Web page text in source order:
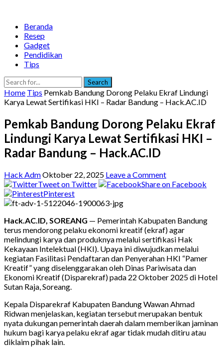
Beranda
Resep
Gadget
Pendidikan
Tips
Search
Home Tips Pemkab Bandung Dorong Pelaku Ekraf Lindungi
Karya Lewat Sertifikasi HKI – Radar Bandung – Hack.AC.ID
Pemkab Bandung Dorong Pelaku Ekraf
Lindungi Karya Lewat Sertifikasi HKI –
Radar Bandung – Hack.AC.ID
Hack AdmOktober 22, 2025 Leave a Comment
Tweet on Twitter
Share on Facebook
Pinterest
Hack.AC.ID, SOREANG — Pemerintah Kabupaten Bandung
terus mendorong pelaku ekonomi kreatif (ekraf) agar
melindungi karya dan produknya melalui sertifikasi Hak
Kekayaan Intelektual (HKI). Upaya ini diwujudkan melalui
kegiatan Fasilitasi Pendaftaran dan Penyerahan HKI “Pamer
Kreatif” yang diselenggarakan oleh Dinas Pariwisata dan
Ekonomi Kreatif (Disparekraf) pada 22 Oktober 2025 di Hotel
Sutan Raja, Soreang.
Kepala Disparekraf Kabupaten Bandung Wawan Ahmad
Ridwan menjelaskan, kegiatan tersebut merupakan bentuk
nyata dukungan pemerintah daerah dalam memberikan jaminan
hukum bagi karya pelaku ekraf agar tidak mudah ditiru atau
diklaim pihak lain.